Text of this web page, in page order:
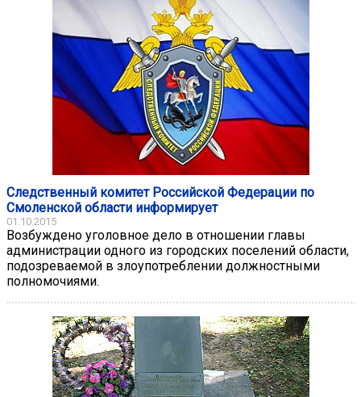
Следственный комитет Российской Федерации по
Смоленской области информирует
01.10.2015
Возбуждено уголовное дело в отношении главы
администрации одного из городских поселений области,
подозреваемой в злоупотреблении должностными
полномочиями.